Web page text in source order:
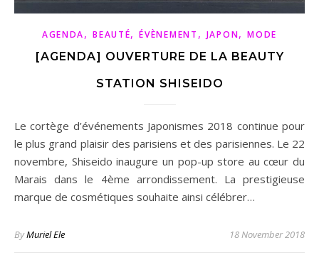
AGENDA,BEAUTÉ,ÉVÈNEMENT , JAPON,MODE
[AGENDA] OUVERTURE DE LA BEAUTY
STATION SHISEIDO
Le cortège d’événements Japonismes 2018 continue pour
le plus grand plaisir des parisiens et des parisiennes. Le 22
novembre, Shiseido inaugure un pop-up store au cœur du
Marais dans le 4ème arrondissement. La prestigieuse
marque de cosmétiques souhaite ainsi célébrer…
ByMuriel Ele 18 November 2018